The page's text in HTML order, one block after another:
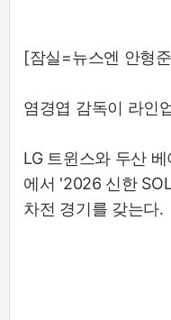
[잠실=뉴스엔 안형
염경엽 감독이 라인
LG 트윈스와 두산
에서 '2026 신한
차전 경기를 갖는다.